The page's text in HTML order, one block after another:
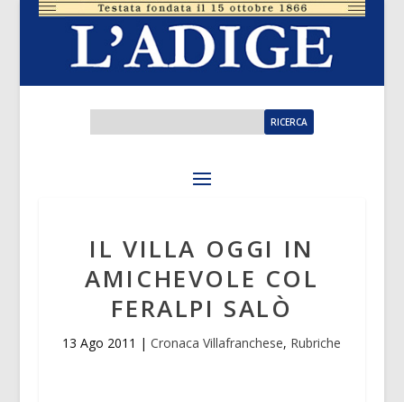
IL VILLA OGGI IN
AMICHEVOLE COL
FERALPI SALÒ
13 Ago 2011 |Cronaca Villafranchese, Rubriche